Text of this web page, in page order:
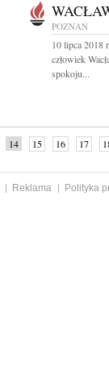
POZNAŃ
10 lipca 2018
człowiek
spokoju...
14 15 16 17
Reklama
Polityka